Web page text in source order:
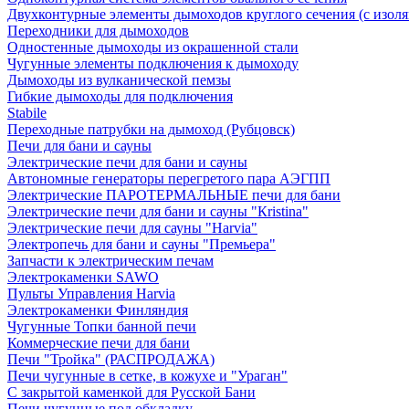
Двухконтурные элементы дымоходов круглого сечения (с
Переходники для дымоходов
Одностенные дымоходы из окрашенной стали
Чугунные элементы подключения к дымоходу
Дымоходы из вулканической пемзы
Гибкие дымоходы для подключения
Stabile
Переходные патрубки на дымоход (Рубцовск)
Печи для бани и сауны
Электрические печи для бани и сауны
Автономные генераторы перегретого пара АЭГПП
Электрические ПАРОТЕРМАЛЬНЫЕ печи для бани
Электрические печи для бани и сауны "Кristina"
Электрические печи для сауны "Harvia"
Электропечь для бани и сауны "Премьера"
Запчасти к электрическим печам
Электрокаменки SAWO
Пульты Управления Harvia
Электрокаменки Финляндия
Чугунные Топки банной печи
Коммерческие печи для бани
Печи "Тройка" (РАСПРОДАЖА)
Печи чугунные в сетке, в кожухе и "Ураган"
С закрытой каменкой для Русской Бани